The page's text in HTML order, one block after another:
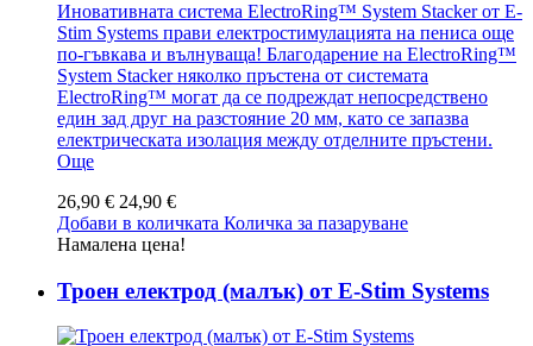
Иновативната система ElectroRing™ System Stacker от E-
Stim Systems прави електростимулацията на пениса още
по-гъвкава и вълнуваща! Благодарение на ElectroRing™
System Stacker няколко пръстена от системата
ElectroRing™ могат да се подреждат непосредствено
един зад друг на разстояние 20 мм, като се запазва
електрическата изолация между отделните пръстени.
Още
26,90 € 24,90 €
Добави в количката Количка за пазаруване
Намалена цена!
Троен електрод (малък) от E-Stim Systems